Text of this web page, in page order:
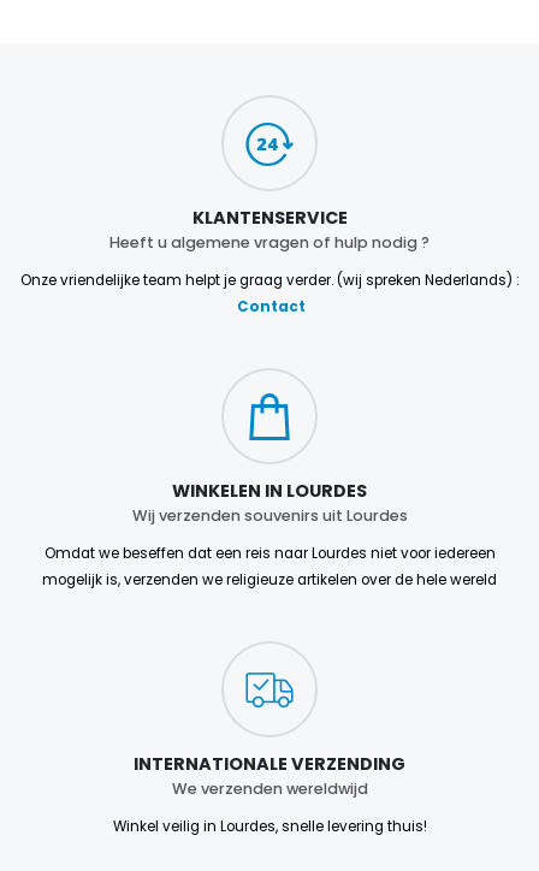
KLANTENSERVICE
Heeft u algemene vragen of hulp nodig ?
Onze vriendelijke team helpt je graag verder. (wij spreken Nederlands) :
Contact
WINKELEN IN LOURDES
Wij verzenden souvenirs uit Lourdes
Omdat we beseffen dat een reis naar Lourdes niet voor iedereen
mogelijk is, verzenden we religieuze artikelen over de hele wereld
INTERNATIONALE VERZENDING
We verzenden wereldwijd
Winkel veilig in Lourdes, snelle levering thuis!